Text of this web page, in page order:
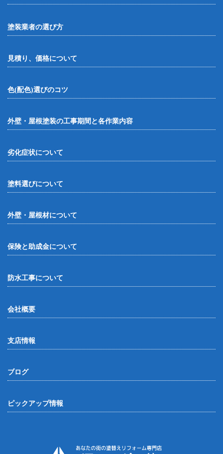
塗装業者の選び方
見積り、価格について
色(配色)選びのコツ
外壁・屋根塗装の工事期間と各作業内容
劣化症状について
塗料選びについて
外壁・屋根材について
保険と助成金について
防水工事について
会社概要
支店情報
ブログ
ピックアップ情報